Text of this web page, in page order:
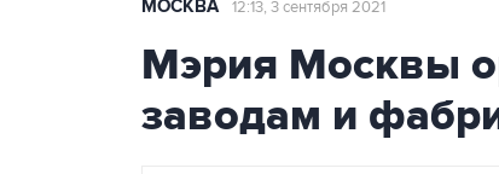
МОСКВА 12:13, 3 сентября 2021
Мэрия Москвы
заводам и